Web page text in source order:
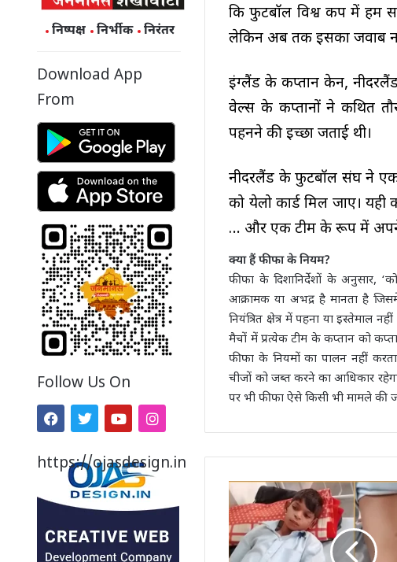
निष्पक्ष निर्भीक निरंतर
Download App
From
Follow Us On
https://ojasdesign.in
कि फुटबॉल विश्व कप में हम
लेकिन अब तक इसका जवाब
इंग्लैंड के कप्तान केन,
वेल्स के कप्तानों ने कथित
पहनने की इच्छा जताई थी।
नीदरलैंड के फुटबॉल संघ ने
को येलो कार्ड मिल जाए।
… और एक टीम के रूप में अपने
क्या हैं फीफा के नियम?
फीफा के दिशानिर्देशों के अनुसार,
आक्रामक या अभद्र है मानता है जिसमें
नियंत्रित क्षेत्र में पहना या इस्तेमाल
मैचों में प्रत्येक टीम के कप्तान को
फीफा के नियमों का पालन नहीं
चीजों को जब्त करने का आधिकार
पर भी फीफा ऐसे किसी भी मामले